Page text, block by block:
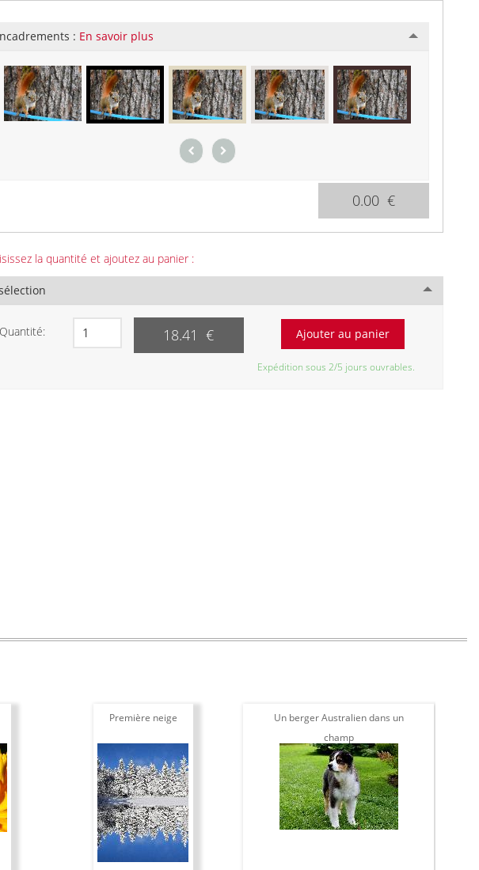
: En savoir plus
0.00 €
la quantité et ajoutez au panier :
Quantité: 18.41 €
Expédition sous 2/5 jours ouvrables.
Première neige
Un berger Australien dans un
champ